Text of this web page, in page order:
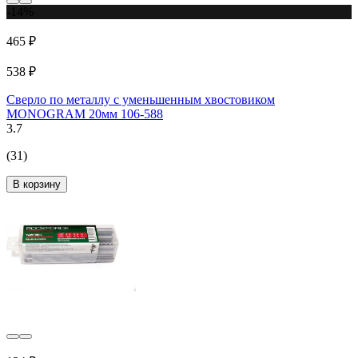
465 ₽
538 ₽
Сверло по металлу с уменьшенным хвостовиком
MONOGRAM 20мм 106-588
3.7
(31)
В корзину